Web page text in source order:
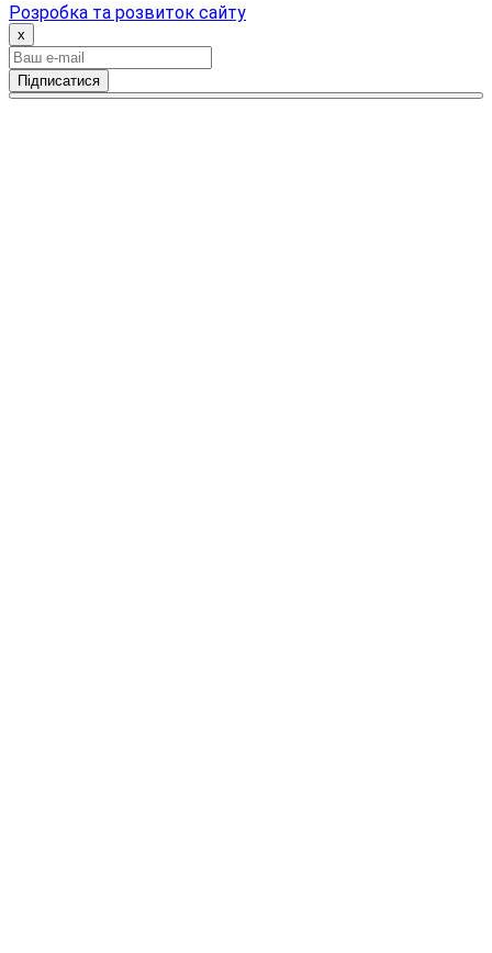
Розробка та розвиток сайту
x